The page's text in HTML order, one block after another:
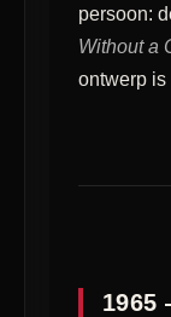
persoon:
Without a
ontwerp is
1965